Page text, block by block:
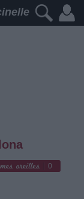
0